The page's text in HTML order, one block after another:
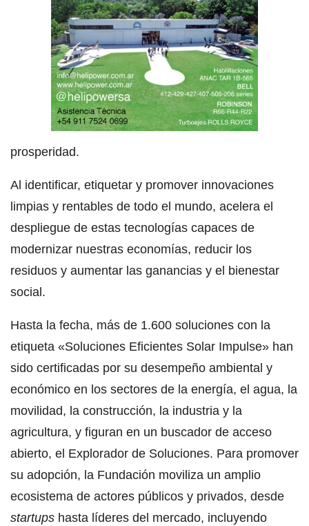
prosperidad.
Al identificar, etiquetar y promover innovaciones
limpias y rentables de todo el mundo, acelera el
despliegue de estas tecnologías capaces de
modernizar nuestras economías, reducir los
residuos y aumentar las ganancias y el bienestar
social.
Hasta la fecha, más de 1.600 soluciones con la
etiqueta «Soluciones Eficientes Solar Impulse» han
sido certificadas por su desempeño ambiental y
económico en los sectores de la energía, el agua, la
movilidad, la construcción, la industria y la
agricultura, y figuran en un buscador de acceso
abierto, el Explorador de Soluciones. Para promover
su adopción, la Fundación moviliza un amplio
ecosistema de actores públicos y privados, desde
startups hasta líderes del mercado, incluyendo